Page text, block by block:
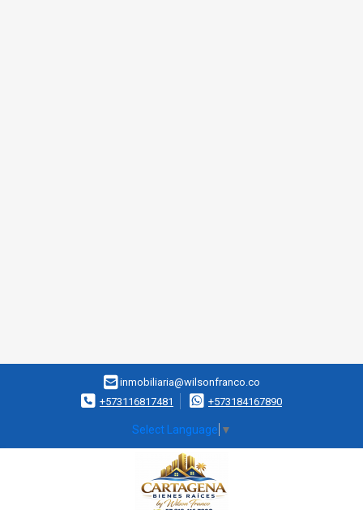
inmobiliaria@wilsonfranco.co
+573116817481
+573184167890
Select Language ▼